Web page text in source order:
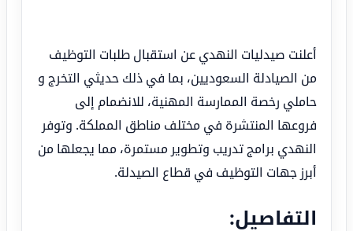
أعلنت صيدليات النهدي عن استقبال طلبات التوظيف
من الصيادلة السعوديين، بما في ذلك حديثي التخرج و
حاملي رخصة الممارسة المهنية، للانضمام إلى
فروعها المنتشرة في مختلف مناطق المملكة. وتوفر
النهدي برامج تدريب وتطوير مستمرة، مما يجعلها من
أبرز جهات التوظيف في قطاع الصيدلة.
التفاصيل: